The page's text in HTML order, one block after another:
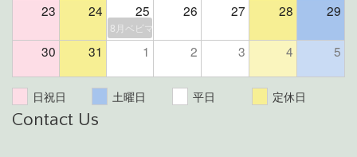
23 24 25 26 27 28 29
8月ベビマ＆よもぎ蒸しイベント（残席２組様）
30 31 1 2 3 4 5
日祝日 土曜日 平日 定休日
Contact Us